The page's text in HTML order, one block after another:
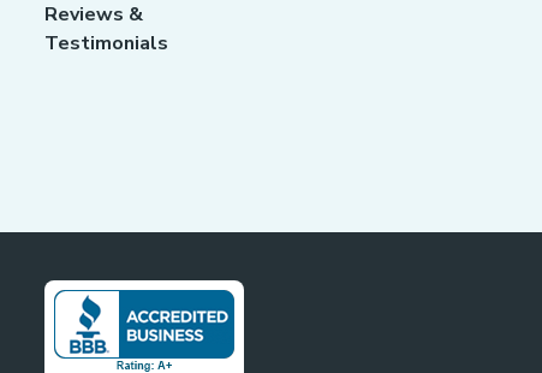
Reviews &
Testimonials